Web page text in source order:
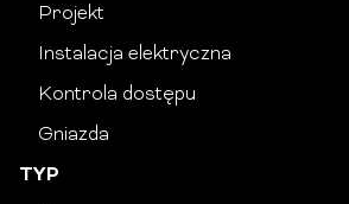
Projekt
Instalacja elektryczna
Kontrola dostępu
Gniazda
TYP